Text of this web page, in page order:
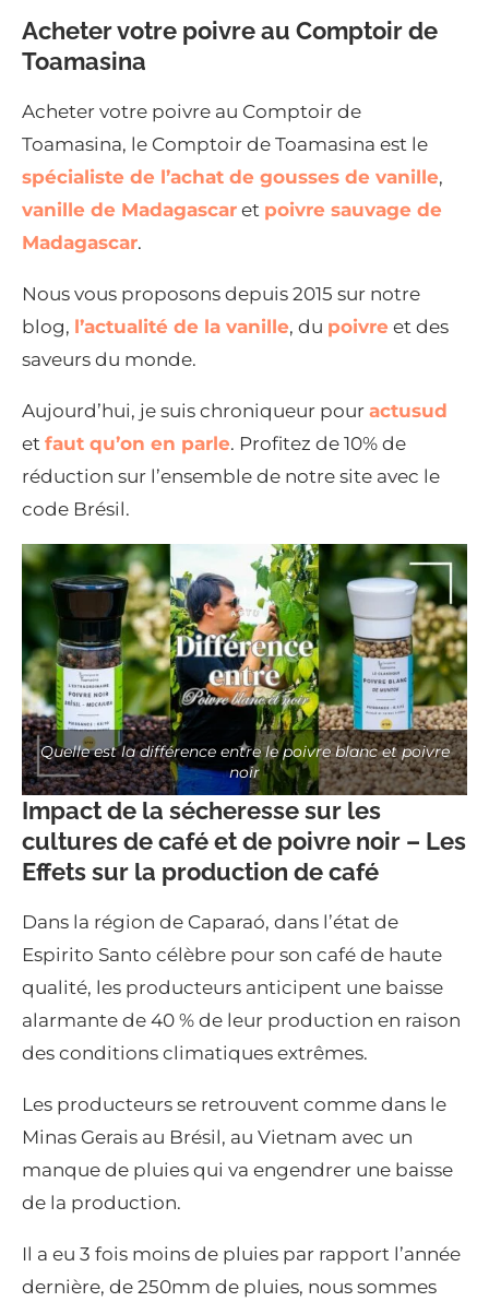
Acheter votre poivre au Comptoir de
Toamasina
Acheter votre poivre au Comptoir de
Toamasina, le Comptoir de Toamasina est le
spécialiste de l’achat de gousses de vanille,
vanille de Madagascar et poivre sauvage de
Madagascar.
Nous vous proposons depuis 2015 sur notre
blog, l’actualité de la vanille, du poivre et des
saveurs du monde.
Aujourd’hui, je suis chroniqueur pour actusud
et faut qu’on en parle. Profitez de 10% de
réduction sur l’ensemble de notre site avec le
code Brésil.
Quelle est la différence entre le poivre blanc et poivre
noir
Impact de la sécheresse sur les
cultures de café et de poivre noir – Les
Effets sur la production de café
Dans la région de Caparaó, dans l’état de
Espirito Santo célèbre pour son café de haute
qualité, les producteurs anticipent une baisse
alarmante de 40 % de leur production en raison
des conditions climatiques extrêmes.
Les producteurs se retrouvent comme dans le
Minas Gerais au Brésil, au Vietnam avec un
manque de pluies qui va engendrer une baisse
de la production.
Il a eu 3 fois moins de pluies par rapport l’année
dernière, de 250mm de pluies, nous sommes